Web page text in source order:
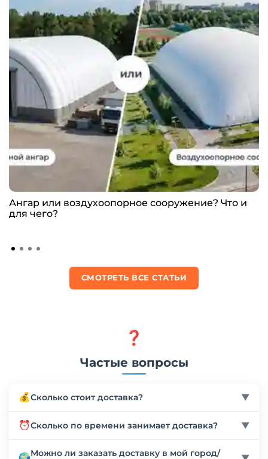
Ангар или воздухоопорное сооружение? Что и
для чего?
СМОТРЕТЬ ВСЕ СТАТЬИ
❓
Частые вопросы
💰Сколько стоит доставка? ▼
в зависимости от веса, габаритов товара и региона
транспортными компаниями (Деловые линии, СДЭК
⏰Сколько по времени занимает доставка? ▼
Можно ли заказать доставку в мой город/